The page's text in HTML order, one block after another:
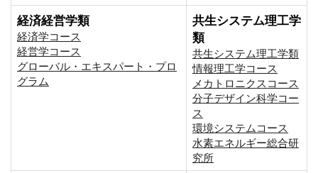
経済経営学類
経済学コース
経営学コース
グローバル・エキスパート・プロ
グラム
共生システム理工学
類
共生システム理工学類
情報理工学コース
メカトロニクスコース
分子デザイン科学コー
ス
環境システムコース
⽔素エネルギー総合研
究所